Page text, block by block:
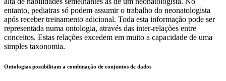
entanto, pediatras só podem assumir o trabalho do neonatologista
após receber treinamento adicional. Toda esta informação pode ser
representada numa ontologia, através das inter-relações entre
conceitos. Estas relações excedem em muito a capacidade de uma
simples taxonomia.
Ontologias possibilitam a combinação de conjuntos de dados